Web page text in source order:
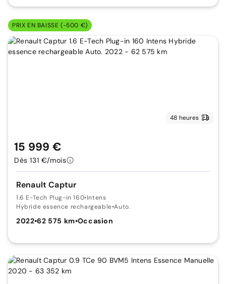
PRIX EN BAISSE (-500 €)
48 heures
Renault Captur
1.6 E-Tech Plug-in 160•Intens
Hybride essence rechargeable•Auto.
2022•62 575 km•Occasion
15 999 €
Dès 131 €/mois